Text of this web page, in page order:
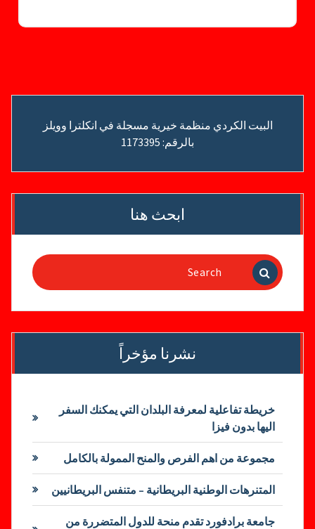
البيت الكردي منظمة خيرية مسجلة في انكلترا وويلز
بالرقم: 1173395
ابحث هنا
Search
for:
نشرنا مؤخراً
خريطة تفاعلية لمعرفة البلدان التي يمكنك السفر
اليها بدون فيزا
مجموعة من اهم الفرص والمنح الممولة بالكامل
المتنرهات الوطنية البريطانية – متنفس البريطانيين
جامعة برادفورد تقدم منحة للدول المتضررة من